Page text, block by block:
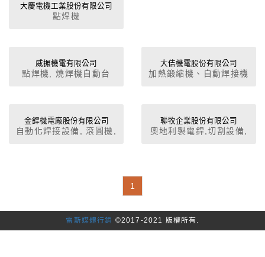
大慶電機工業股份有限公司
點焊機
威搌機電有限公司
點焊機, 燒焊機自動台
大佶機電股份有限公司
加熱鍛縮機、自動焊接機
金銲機電廠股份有限公司
自動化焊接設備, 滾圓機,
聯牧企業股份有限公司
奧地利製電銲,切割設備,
1
雷斯媒體行銷 ©2017-2021 版權所有.